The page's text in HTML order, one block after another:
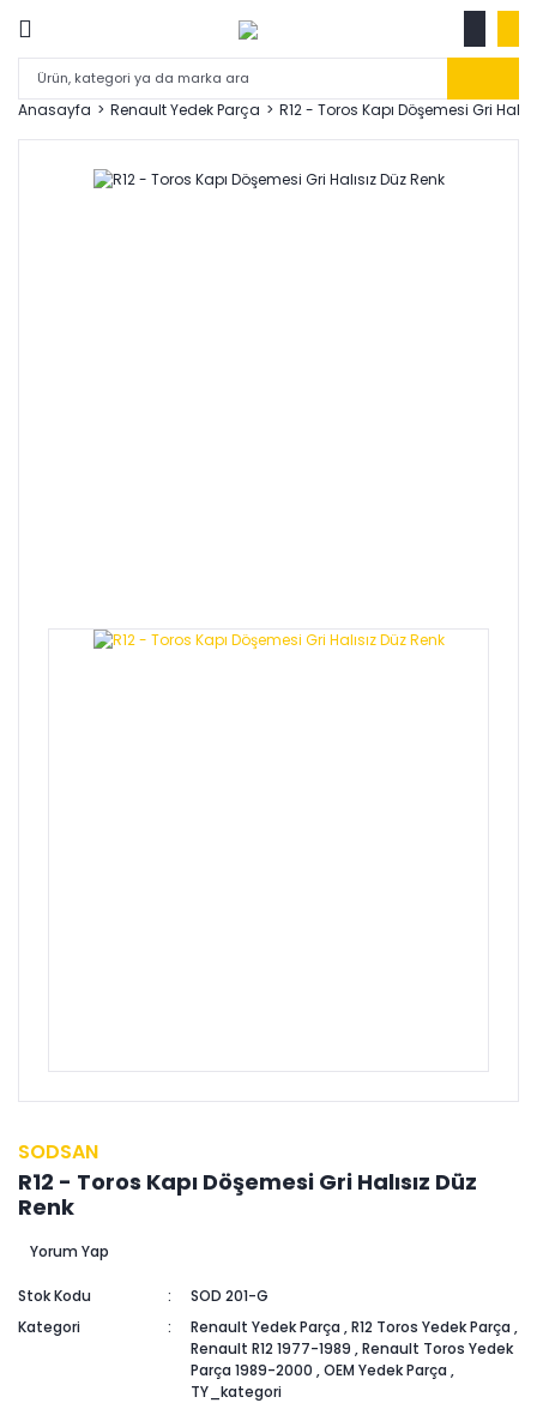
Anasayfa Renault Yedek Parça R12 - Toros Kapı Döşemesi Gri
SODSAN
R12 - Toros Kapı Döşemesi Gri Halısız Düz
Renk
Yorum Yap
Stok Kodu
SOD 201-G
Kategori
Renault Yedek Parça ,R12 Toros Yedek Parça ,
Renault R12 1977-1989 ,Renault Toros Yedek
Parça 1989-2000 ,OEM Yedek Parça ,
TY_kategori